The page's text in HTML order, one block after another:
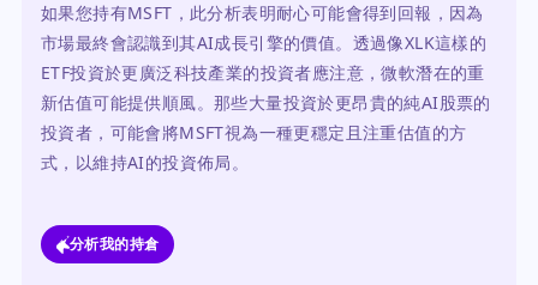
如果您持有MSFT，此分析表明耐心可能會得到回報，因為
市場最終會認識到其AI成長引擎的價值。透過像XLK這樣的
ETF投資於更廣泛科技產業的投資者應注意，微軟潛在的重
新估值可能提供順風。那些大量投資於更昂貴的純AI股票的
投資者，可能會將MSFT視為一種更穩定且注重估值的方
式，以維持AI的投資佈局。
分析我的持倉